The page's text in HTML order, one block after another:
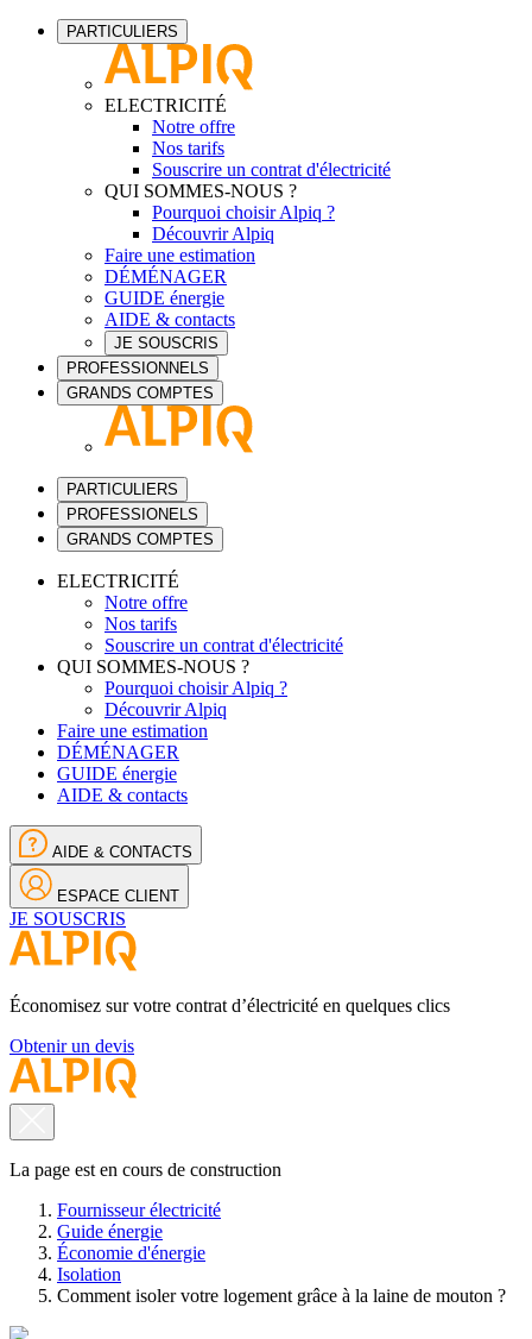
PARTICULIERS
ELECTRICITÉ
Notre offre
Nos tarifs
Souscrire un contrat d'électricité
QUI SOMMES-NOUS ?
Pourquoi choisir Alpiq ?
Découvrir Alpiq
Faire une estimation
DÉMÉNAGER
GUIDE énergie
AIDE & contacts
JE SOUSCRIS
PROFESSIONNELS
GRANDS COMPTES
PARTICULIERS
PROFESSIONELS
GRANDS COMPTES
ELECTRICITÉ
Notre offre
Nos tarifs
Souscrire un contrat d'électricité
QUI SOMMES-NOUS ?
Pourquoi choisir Alpiq ?
Découvrir Alpiq
Faire une estimation
DÉMÉNAGER
GUIDE énergie
AIDE & contacts
AIDE & CONTACTS
ESPACE CLIENT
JE SOUSCRIS
Économisez sur votre contrat d’électricité en quelques clics
Obtenir un devis
La page est en cours de construction
Fournisseur électricité
Guide énergie
Économie d'énergie
Isolation
Comment isoler votre logement grâce à la laine de mouton ?